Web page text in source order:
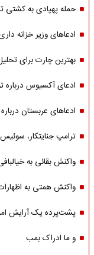
حمله پهپادی به کشتی
ادعاهای وزیر خزانه
بهترین چارت برای
ادعای آکسیوس درباره
ادعاهای عربستان
ترامپ جنایتکار،
واکنش بقائی به
واکنش همتی به
پشت‌پرده یک آرایش
و ما ادراک بمب